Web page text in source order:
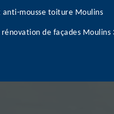
anti-mousse toiture Moulins
rénovation de façades Moulins